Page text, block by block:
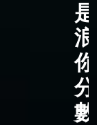
分